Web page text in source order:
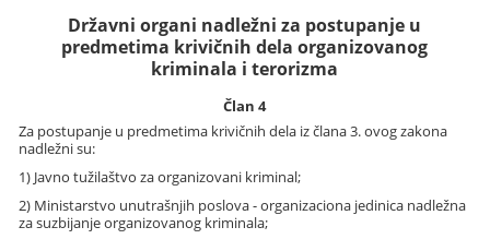
Državni organi nadležni za postupanje u
predmetima krivičnih dela organizovanog
kriminala i terorizma
Član 4
Za postupanje u predmetima krivičnih dela iz člana 3. ovog zakona
nadležni su:
1) Javno tužilaštvo za organizovani kriminal;
2) Ministarstvo unutrašnjih poslova - organizaciona jedinica nadležna
za suzbijanje organizovanog kriminala;